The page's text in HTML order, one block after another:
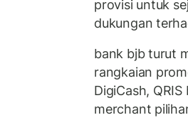
provisi untuk
dukungan
bank bjb turut
rangkaian
DigiCash,
merchant